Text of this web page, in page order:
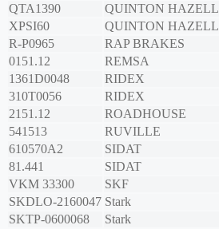
QTA1390
QUINTON HAZELL
XPSI60
QUINTON HAZELL
R-P0965
RAP BRAKES
0151.12
REMSA
1361D0048
RIDEX
310T0056
RIDEX
2151.12
ROADHOUSE
541513
RUVILLE
610570A2
SIDAT
81.441
SIDAT
VKM 33300
SKF
SKDLO-2160047 Stark
SKTP-0600068
Stark